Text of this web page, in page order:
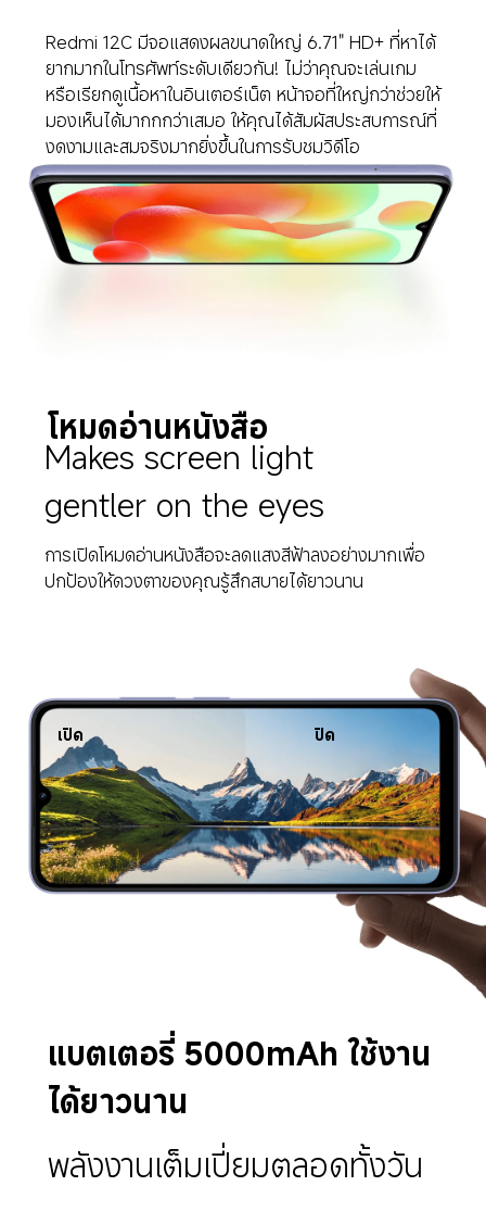
Redmi 12C มีจอแสดงผลขนาดใหญ่ 6.71" HD+ ที่หาได้
ยากมากในโทรศัพท์ระดับเดียวกัน! ไม่ว่าคุณจะเล่นเกม
หรือเรียกดูเนื้อหาในอินเตอร์เน็ต หน้าจอที่ใหญ่กว่าช่วยให้
มองเห็นได้มากกกว่าเสมอ ให้คุณได้สัมผัสประสบการณ์ที่
งดงามและสมจริงมากยิ่งขึ้นในการรับชมวิดีโอ
โหมดอ่านหนังสือ
Makes screen light
gentler on the eyes
การเปิดโหมดอ่านหนังสือจะลดแสงสีฟ้าลงอย่างมากเพื่อ
ปกป้องให้ดวงตาของคุณรู้สึกสบายได้ยาวนาน
เปิด ปิด
แบตเตอรี่ 5000mAh ใช้งาน
ได้ยาวนาน
พลังงานเต็มเปี่ยมตลอดทั้งวัน